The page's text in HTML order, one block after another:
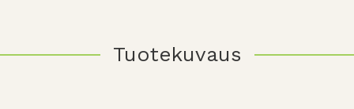
Tuotekuvaus